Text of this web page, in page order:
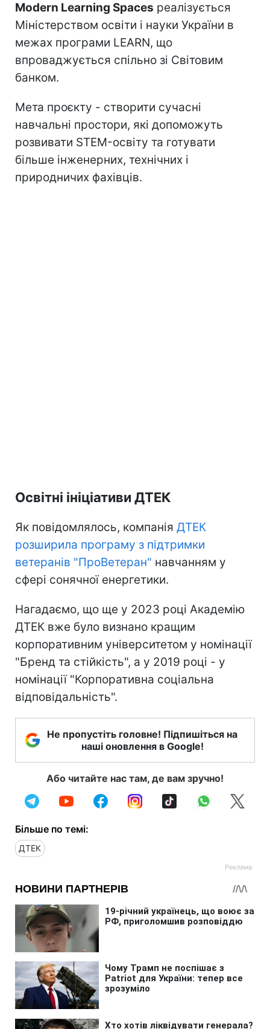
Modern Learning Spaces реалізується
Міністерством освіти і науки України в
межах програми LEARN, що
впроваджується спільно зі Світовим
банком.
Мета проєкту - створити сучасні
навчальні простори, які допоможуть
розвивати STEM-освіту та готувати
більше інженерних, технічних і
природничих фахівців.
Освітні ініціативи ДТЕК
Як повідомлялось, компанія ДТЕК
розширила програму з підтримки
ветеранів "ПроВетеран" навчанням у
сфері сонячної енергетики.
Нагадаємо, що ще у 2023 році Академію
ДТЕК вже було визнано кращим
корпоративним університетом у номінації
"Бренд та стійкість", а у 2019 році - у
номінації "Корпоративна соціальна
відповідальність".
Не пропустіть головне! Підпишіться на
наші оновлення в Google!
Або читайте нас там, де вам зручно!
Більше по темі:
ДТЕК